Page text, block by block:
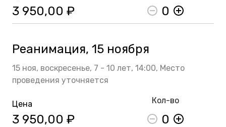
3 950,00 ₽ 0
Реанимация, 15 ноября
15 ноя, воскресенье, 7 - 10 лет, 14:00, Место
проведения уточняется
Цена
3 950,00 ₽
Кол-во
0